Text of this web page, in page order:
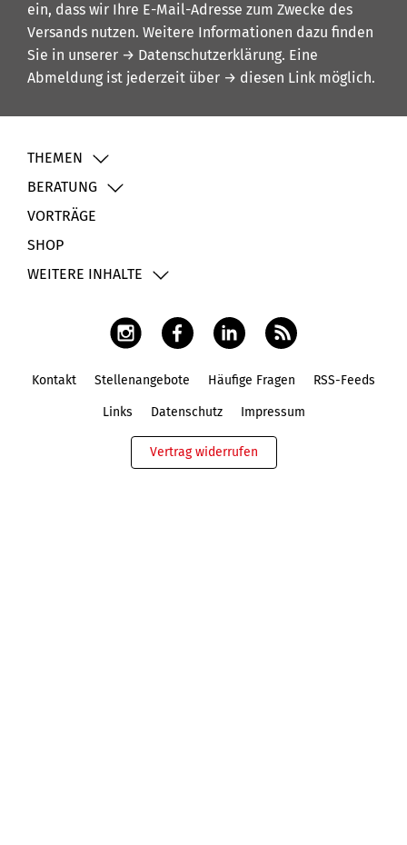
ein, dass wir Ihre E-Mail-Adresse zum Zwecke des
Versands nutzen. Weitere Informationen dazu finden
Sie in unserer → Datenschutzerklärung. Eine
Abmeldung ist jederzeit über → diesen Link möglich.
THEMEN
BERATUNG
VORTRÄGE
SHOP
WEITERE INHALTE
Kontakt Stellenangebote Häufige Fragen RSS-Feeds
Links Datenschutz Impressum
Vertrag widerrufen